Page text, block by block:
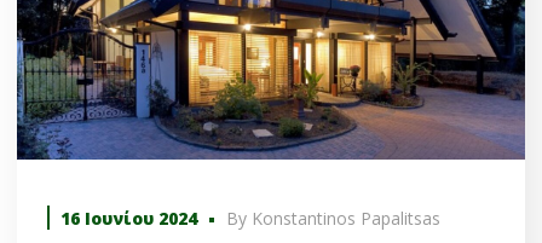
16 Ιουνίου 2024 By Konstantinos Papalitsas